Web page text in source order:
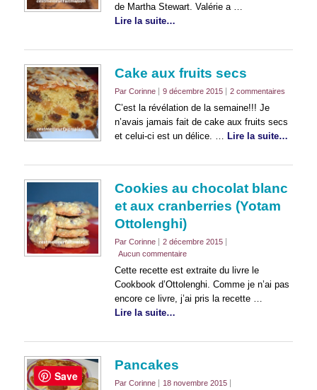
de Martha Stewart. Valérie a …
Lire la suite…
Cake aux fruits secs
Par Corinne 9 décembre 2015 2 commentaires
C’est la révélation de la semaine!!! Je
n’avais jamais fait de cake aux fruits secs
et celui-ci est un délice. … Lire la suite…
Cookies au chocolat blanc
et aux cranberries (Yotam
Ottolenghi)
Par Corinne
2 décembre 2015
Aucun commentaire
Cette recette est extraite du livre le
Cookbook d’Ottolenghi. Comme je n’ai pas
encore ce livre, j’ai pris la recette …
Lire la suite…
Pancakes
Par Corinne
18 novembre 2015
Save